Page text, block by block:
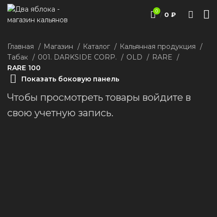
0 / 0 ₽
Главная Магазин Каталог
Кальянная продукция
Табак
001. DARKSIDE CORP. ОLD
RARE
RARE 100
Показать боковую панель
Чтобы просмотреть товары войдите в
свою учетную запись.